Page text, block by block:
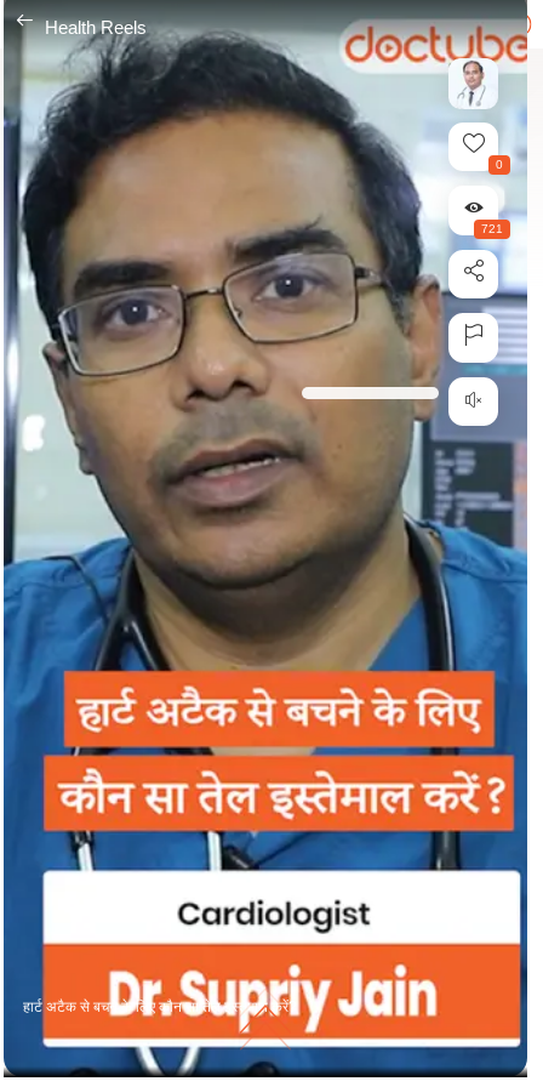
---
Health Reels
हार्ट अटैक से बचने के लिए कौन सा तेल इस्तेमाल करें?
0
721